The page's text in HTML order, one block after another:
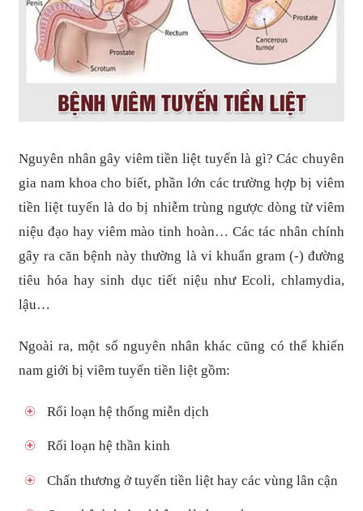
Nguyên nhân gây viêm tiền liệt tuyến là gì? Các chuyên
gia nam khoa cho biết, phần lớn các trường hợp bị viêm
tiền liệt tuyến là do bị nhiễm trùng ngược dòng từ viêm
niệu đạo hay viêm mào tinh hoàn… Các tác nhân chính
gây ra căn bệnh này thường là vi khuẩn gram (-) đường
tiêu hóa hay sinh dục tiết niệu như Ecoli, chlamydia,
lậu…
Ngoài ra, một số nguyên nhân khác cũng có thể khiến
nam giới bị viêm tuyến tiền liệt gồm:
Rối loạn hệ thống miễn dịch
Rối loạn hệ thần kinh
Chấn thương ở tuyến tiền liệt hay các vùng lân cận